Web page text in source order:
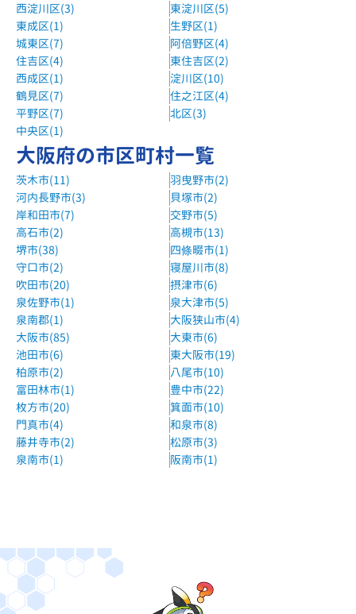
西淀川区(3)
東淀川区(5)
東成区(1)
生野区(1)
城東区(7)
阿倍野区(4)
住吉区(4)
東住吉区(2)
西成区(1)
淀川区(10)
鶴見区(7)
住之江区(4)
平野区(7)
北区(3)
中央区(1)
大阪府の市区町村一覧
茨木市(11)
羽曳野市(2)
河内長野市(3)
貝塚市(2)
岸和田市(7)
交野市(5)
高石市(2)
高槻市(13)
堺市(38)
四條畷市(1)
守口市(2)
寝屋川市(8)
吹田市(20)
摂津市(6)
泉佐野市(1)
泉大津市(5)
泉南郡(1)
大阪狭山市(4)
大阪市(85)
大東市(6)
池田市(6)
東大阪市(19)
柏原市(2)
八尾市(10)
富田林市(1)
豊中市(22)
枚方市(20)
箕面市(10)
門真市(4)
和泉市(8)
藤井寺市(2)
松原市(3)
泉南市(1)
阪南市(1)